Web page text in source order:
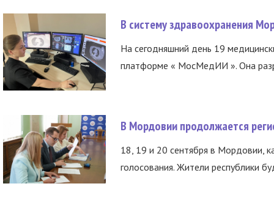
В систему здравоохранения
На сегодняшний день 19
платформе « МосМедИИ ». Она
В Мордовии продолжается
18, 19 и 20 сентября в Мордовии,
голосования. Жители республики